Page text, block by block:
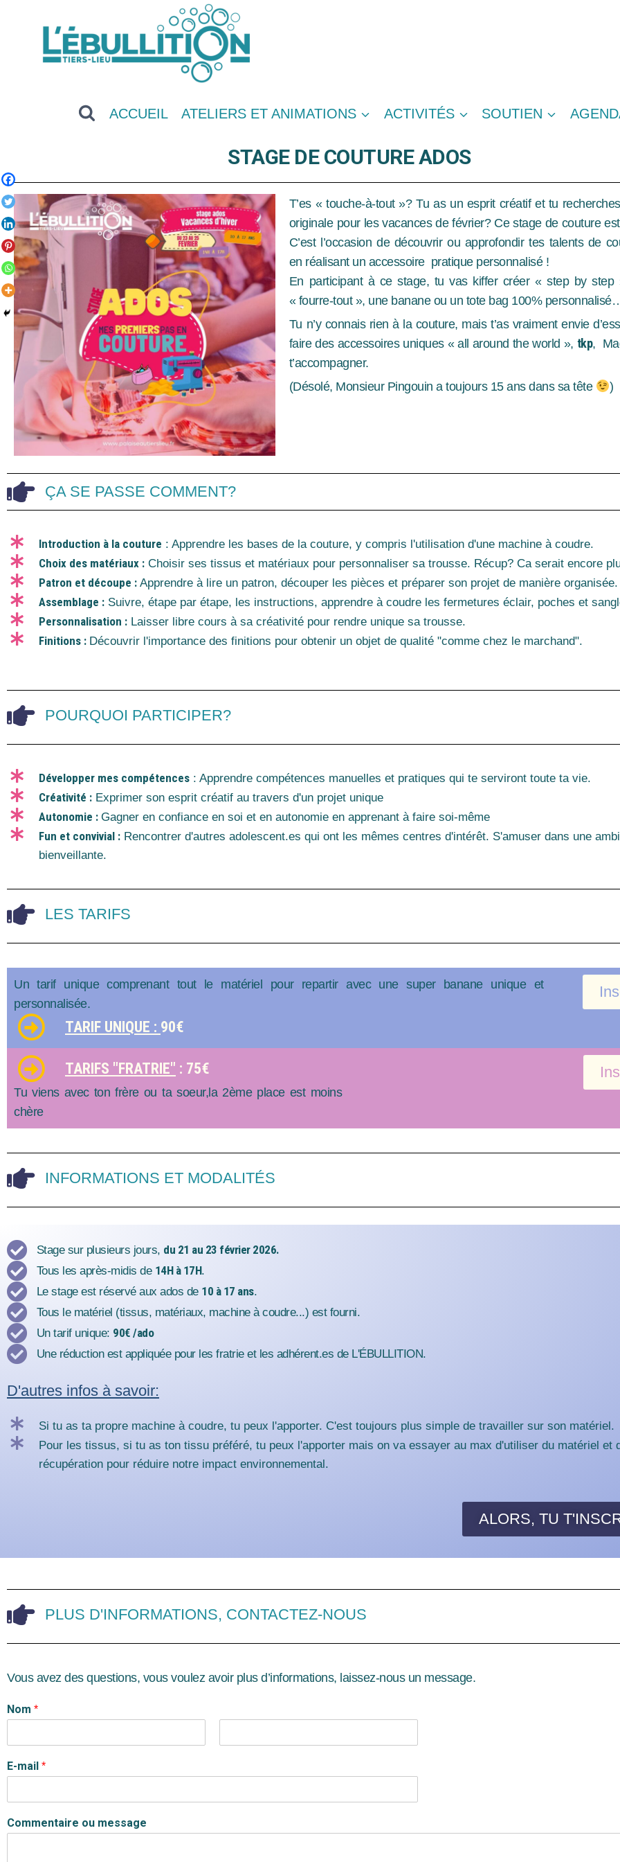
ACCUEIL ATELIERS ET ANIMATIONS ACTIVITÉS SOUTIEN
STAGE DE COUTURE ADOS
T’es « touche-à-tout »? Tu as un esprit créatif et tu
originale pour les vacances de février? Ce stage de couture
C’est l’occasion de découvrir ou approfondir tes talents de
en réalisant un accessoire pratique personnalisé !
En participant à ce stage, tu vas kiffer créer « step by step
« fourre-tout », une banane ou un tote bag 100%
Tu n’y connais rien à la couture, mais t’as vraiment envie
faire des accessoires uniques « all around the world », tkp,
t’accompagner.
(Désolé, Monsieur Pingouin a toujours 15 ans dans sa tête
)
ÇA SE PASSE COMMENT?
Introduction à la couture : Apprendre les bases de la couture, y compris l'utilisation d'une machine à coudre.
Choix des matériaux : Choisir ses tissus et matériaux pour personnaliser sa trousse. Récup? Ca serait encore
Patron et découpe : Apprendre à lire un patron, découper les pièces et préparer son projet de manière organisée.
Assemblage : Suivre, étape par étape, les instructions, apprendre à coudre les fermetures éclair, poches et
Personnalisation : Laisser libre cours à sa créativité pour rendre unique sa trousse.
Finitions : Découvrir l'importance des finitions pour obtenir un objet de qualité "comme chez le marchand".
POURQUOI PARTICIPER?
Développer mes compétences : Apprendre compétences manuelles et pratiques qui te serviront toute ta vie.
Créativité : Exprimer son esprit créatif au travers d'un projet unique
Autonomie : Gagner en confiance en soi et en autonomie en apprenant à faire soi-même
Fun et convivial : Rencontrer d'autres adolescent.es qui ont les mêmes centres d'intérêt. S'amuser dans une
bienveillante.
LES TARIFS
Un tarif unique comprenant tout le matériel pour repartir avec une super banane unique et
personnalisée.
TARIF UNIQUE : 90€
TARIFS "FRATRIE" : 75€
Tu viens avec ton frère ou ta soeur,la 2ème place est moins
chère
INFORMATIONS ET MODALITÉS
Stage sur plusieurs jours, du 21 au 23 février 2026.
Tous les après-midis de 14H à 17H.
Le stage est réservé aux ados de 10 à 17 ans.
Tous le matériel (tissus, matériaux, machine à coudre...) est fourni.
Un tarif unique: 90€ /ado
Une réduction est appliquée pour les fratrie et les adhérent.es de L'ÉBULLITION.
D'autres infos à savoir:
Si tu as ta propre machine à coudre, tu peux l'apporter. C'est toujours plus simple de travailler sur son matériel.
Pour les tissus, si tu as ton tissu préféré, tu peux l'apporter mais on va essayer au max d'utiliser du matériel et
récupération pour réduire notre impact environnemental.
ALORS, TU
PLUS D'INFORMATIONS, CONTACTEZ-NOUS
Vous avez des questions, vous voulez avoir plus d’informations, laissez-nous un message.
Nom *
r
é
m
E-mail *
Commentaire ou message